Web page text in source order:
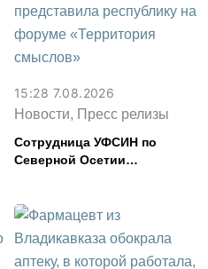
15:28 7.08.2026
Новости, Пресс релизы
Сотрудница УФСИН по
Северной Осетии
смыслов»